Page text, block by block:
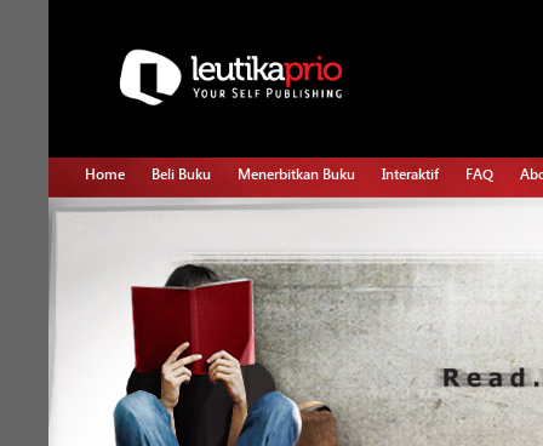
Home Beli Buku Menerbitkan Buku Interaktif FAQ